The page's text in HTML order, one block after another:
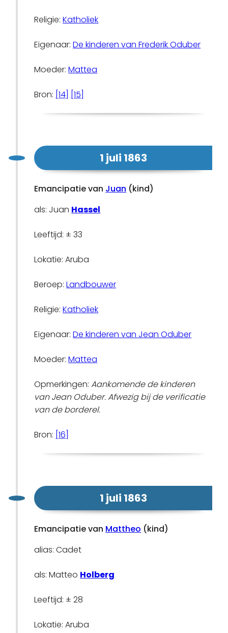
Religie:Katholiek
Eigenaar:De kinderen van Frederik Oduber
Moeder:Mattea
Bron: [14] [15]
1 juli 1863
Emancipatie van Juan (kind)
als: Juan Hassel
Leeftijd: ± 33
Lokatie: Aruba
Beroep:Landbouwer
Religie:Katholiek
Eigenaar:De kinderen van Jean Oduber
Moeder:Mattea
Opmerkingen:Aankomende de kinderen
van Jean Oduber. Afwezig bij de verificatie
van de borderel.
Bron: [16]
1 juli 1863
Emancipatie van Mattheo (kind)
alias: Cadet
als: Matteo Holberg
Leeftijd: ± 28
Lokatie: Aruba